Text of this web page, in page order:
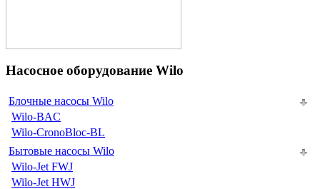
Насосное оборудование Wilo
Блочные насосы Wilo
Wilo-BAC
Wilo-CronoBloc-BL
Бытовые насосы Wilo
Wilo-Jet FWJ
Wilo-Jet HWJ